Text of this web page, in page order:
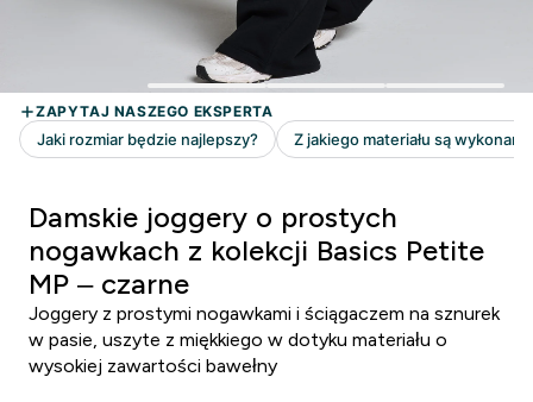
Damskie joggery o prostych
nogawkach z kolekcji Basics Petite
MP – czarne
Joggery z prostymi nogawkami i ściągaczem na sznurek
w pasie, uszyte z miękkiego w dotyku materiału o
wysokiej zawartości bawełny